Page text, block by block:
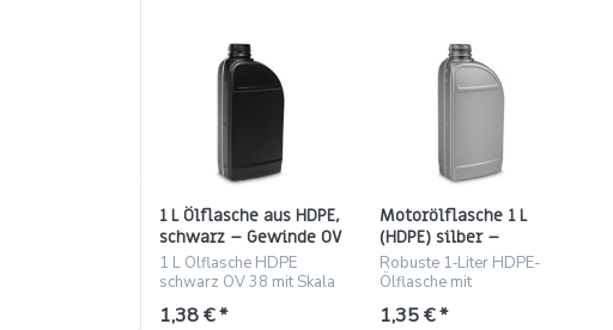
1 L Ölflasche aus HDPE,
schwarz – Gewinde OV
38
1 L Ölflasche HDPE
schwarz OV 38 mit Skala
1,38 € *
Motorölflasche 1 L
(HDPE) silber –
Gewinde OV 38
Robuste 1‑Liter HDPE-
Ölflasche mit
OV38-Gewinde.
1,35 € *